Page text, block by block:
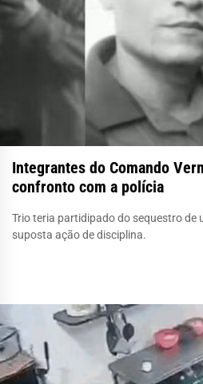
Integrantes do Comando
confronto com a polícia
Trio teria partidipado do sequestro de
suposta ação de disciplina.